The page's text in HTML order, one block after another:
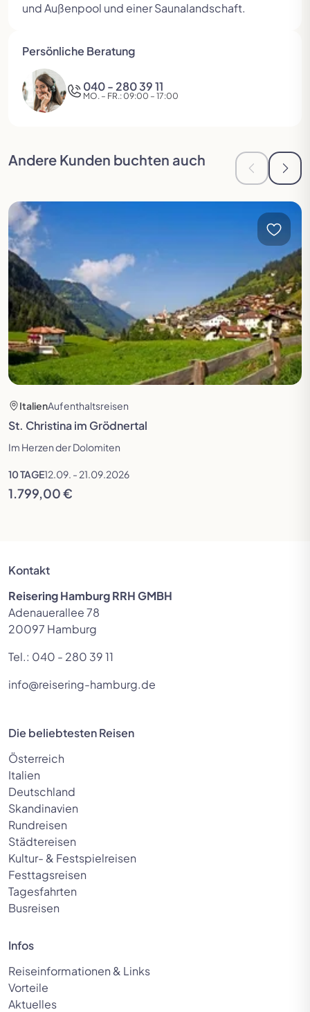
und Außenpool und einer Saunalandschaft.
Persönliche Beratung
040 - 280 39 11
MO. – FR.: 09:00 – 17:00
Andere Kunden buchten auch Zur Zur
Reise öffnen
ItalienAufenthaltsreisen
St. Christina im Grödnertal
Im Herzen der Dolomiten
10 TAGE12.09. - 21.09.2026
1.799,00 €
Kontakt
Reisering Hamburg RRH GMBH
Adenauerallee 78
20097 Hamburg
Tel.: 040 - 280 39 11
info@reisering-hamburg.de
Die beliebtesten Reisen
Österreich
Italien
Deutschland
Skandinavien
Rundreisen
Städtereisen
Kultur- & Festspielreisen
Festtagsreisen
Tagesfahrten
Busreisen
Infos
Reiseinformationen & Links
Vorteile
Aktuelles